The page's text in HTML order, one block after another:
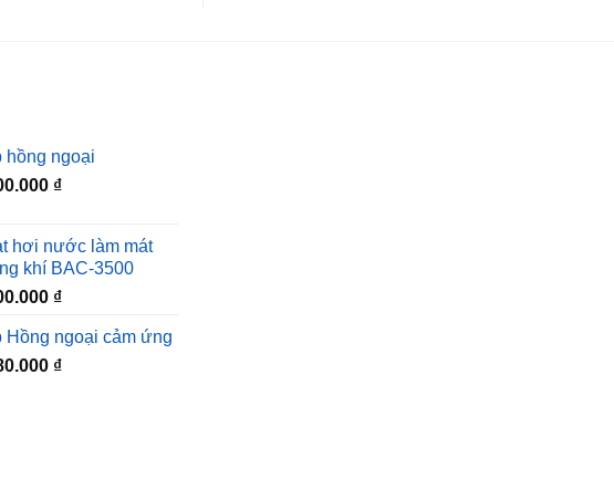
hồng ngoại
₫
hơi nước làm mát
khí BAC-3500
₫
Hồng ngoại cảm ứng
₫